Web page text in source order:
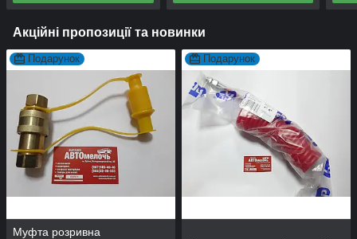
Акційні пропозиції та новинки
Подарунок
Муфта розривна
Подарунок